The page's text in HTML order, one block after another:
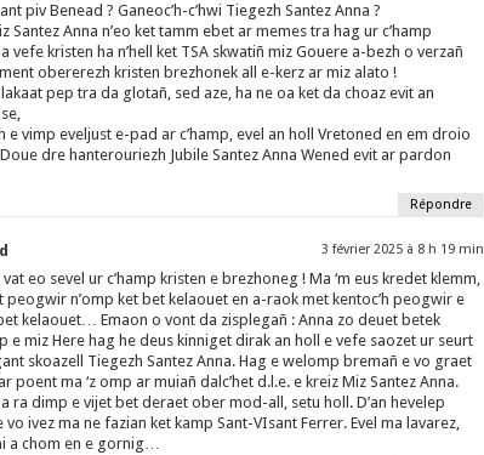
piv Benead ? Ganeoc’h-c’hwi Tiegezh Santez Anna ?
Santez Anna n’eo ket tamm ebet ar memes tra hag ur c’hamp
vefe kristen ha n’hell ket TSA skwatiñ miz Gouere a-bezh o verzañ
obererezh kristen brezhonek all e-kerz ar miz alato !
pep tra da glotañ, sed aze, ha ne oa ket da choaz evit an
e vimp eveljust e-pad ar c’hamp, evel an holl Vretoned en em droio
dre hanterouriezh Jubile Santez Anna Wened evit ar pardon
Répondre
3 février 2025 à 8 h 19 min
eo sevel ur c’hamp kristen e brezhoneg ! Ma ‘m eus kredet klemm,
peogwir n’omp ket bet kelaouet en a-raok met kentoc’h peogwir e
kelaouet… Emaon o vont da zisplegañ : Anna zo deuet betek
e miz Here hag he deus kinniget dirak an holl e vefe saozet ur seurt
skoazell Tiegezh Santez Anna. Hag e welomp bremañ e vo graet
poent ma ‘z omp ar muiañ dalc’het d.l.e. e kreiz Miz Santez Anna.
ra dimp e vijet bet deraet ober mod-all, setu holl. D’an hevelep
vo ivez ma ne fazian ket kamp Sant-VIsant Ferrer. Evel ma lavarez,
a chom en e gornig…